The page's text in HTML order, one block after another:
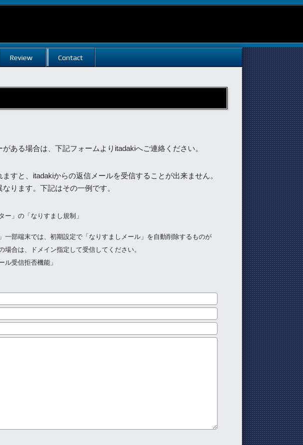
Review Contact
ある場合は、下記フォームよりitadakiへご連絡ください。
すと、itadakiからの返信メールを受信することが出来ません。
ります。下記はその一例です。
ー」の「なりすまし規制」
一部端末では、初期設定で「なりすましメール」を自動削除するものが
場合は、ドメイン指定して受信してください。
ル受信拒否機能」